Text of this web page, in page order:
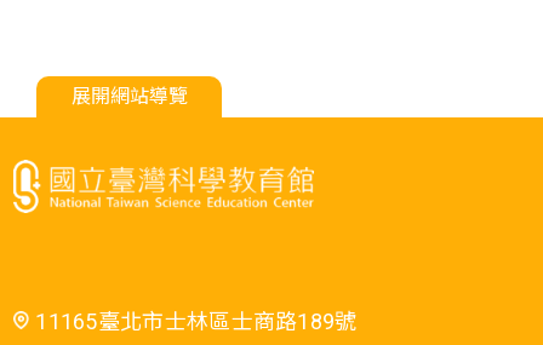
展開網站導覽
11165臺北市士林區士商路189號